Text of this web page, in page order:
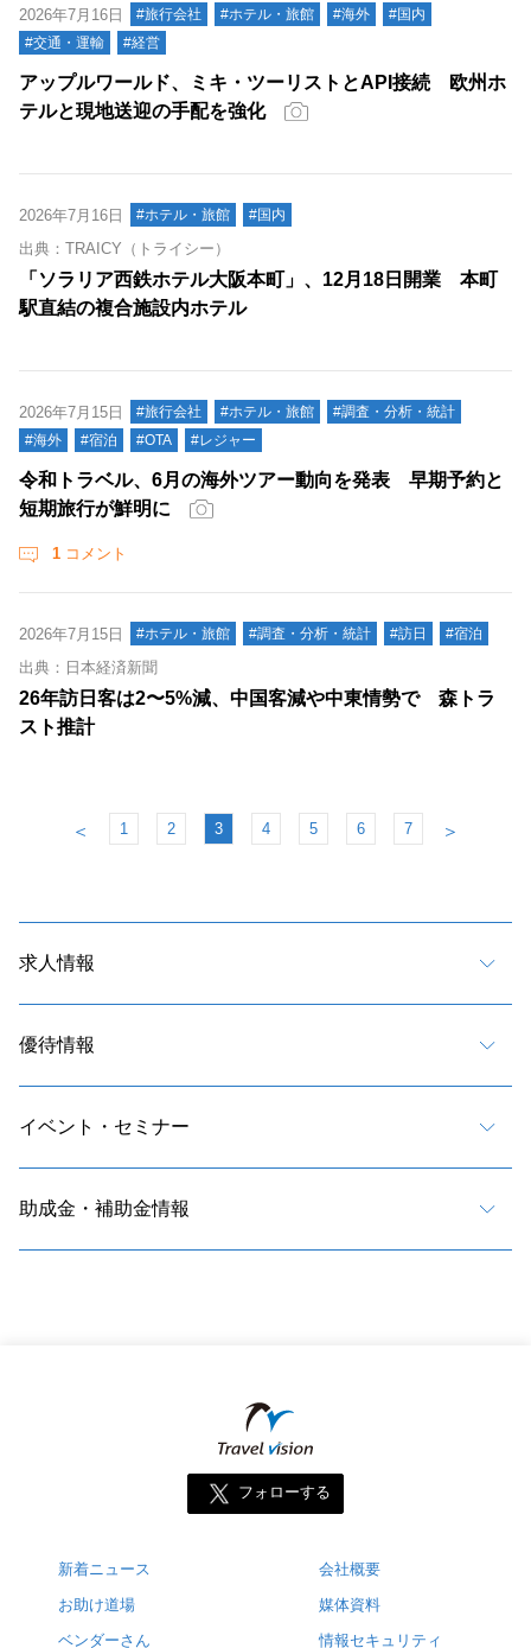
2026年7月16日 #旅行会社 #ホテル・旅館 #海外
#国内
#交通・運輸
#経営
アップルワールド、ミキ・ツーリストとAPI接続 欧州ホ
テルと現地送迎の手配を強化
2026年7月16日 #ホテル・旅館 #国内
出典：TRAICY（トライシー）
「ソラリア西鉄ホテル大阪本町」、12月18日開業 本町
駅直結の複合施設内ホテル
2026年7月15日 #旅行会社 #ホテル・旅館
#調査・分析・統計
#海外
#宿泊 #OTA #レジャー
令和トラベル、6月の海外ツアー動向を発表 早期予約と
短期旅行が鮮明に
1 コメント
2026年7月15日 #ホテル・旅館 #調査・分析・統計 #訪日 #宿泊
出典：日本経済新聞
26年訪日客は2〜5%減、中国客減や中東情勢で 森トラ
スト推計
＜ 1 2 3 4 5 6 7 ＞
求人情報
優待情報
イベント・セミナー
助成金・補助金情報
フォローする
新着ニュース
お助け道場
ベンダーさん
会社概要
媒体資料
情報セキュリティ